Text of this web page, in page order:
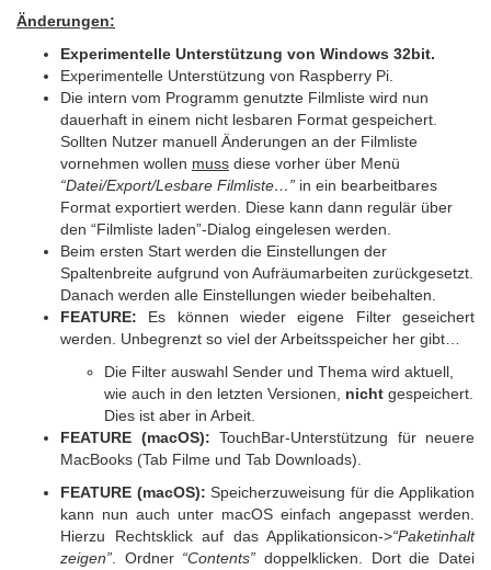
Änderungen:
Experimentelle Unterstützung von Windows 32bit.
Experimentelle Unterstützung von Raspberry Pi.
Die intern vom Programm genutzte Filmliste wird nun
dauerhaft in einem nicht lesbaren Format gespeichert.
Sollten Nutzer manuell Änderungen an der Filmliste
vornehmen wollen muss diese vorher über Menü
“Datei/Export/Lesbare Filmliste…” in ein bearbeitbares
Format exportiert werden. Diese kann dann regulär über
den “Filmliste laden”-Dialog eingelesen werden.
Beim ersten Start werden die Einstellungen der
Spaltenbreite aufgrund von Aufräumarbeiten zurückgesetzt.
Danach werden alle Einstellungen wieder beibehalten.
FEATURE: Es können wieder eigene Filter geseichert
werden. Unbegrenzt so viel der Arbeitsspeicher her gibt…
Die Filter auswahl Sender und Thema wird aktuell,
wie auch in den letzten Versionen, nicht gespeichert.
Dies ist aber in Arbeit.
FEATURE (macOS): TouchBar-Unterstützung für neuere
MacBooks (Tab Filme und Tab Downloads).
FEATURE (macOS): Speicherzuweisung für die Applikation
kann nun auch unter macOS einfach angepasst werden.
Hierzu Rechtsklick auf das Applikationsicon->“Paketinhalt
zeigen” . Ordner “Contents” doppelklicken. Dort die Datei